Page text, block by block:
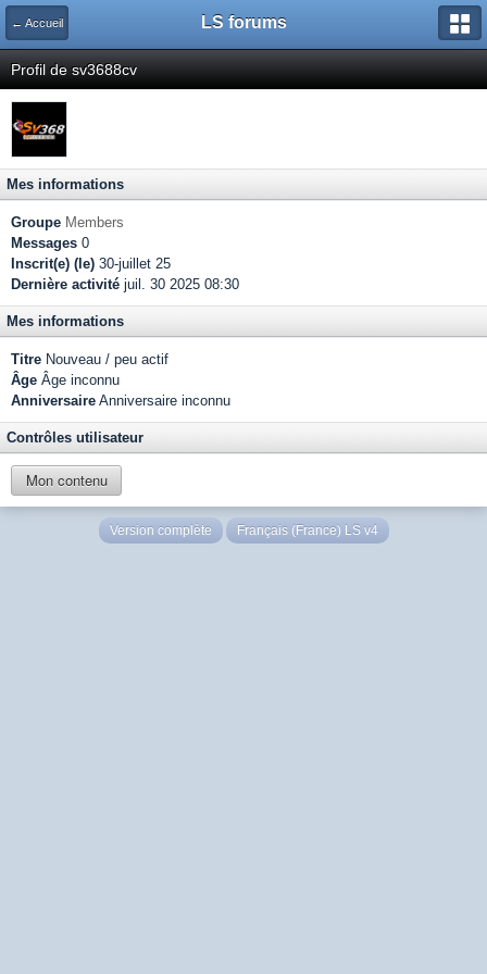
← Accueil LS forums
Profil de sv3688cv
Mes informations
Groupe Members
Messages 0
Inscrit(e) (le) 30-juillet 25
Dernière activité juil. 30 2025 08:30
Mes informations
Titre Nouveau / peu actif
Âge Âge inconnu
Anniversaire Anniversaire inconnu
Contrôles utilisateur
Mon contenu
Version complète Français (France) LS v4